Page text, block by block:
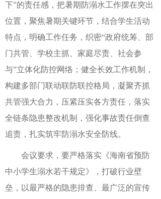
下”的责任感，把暑期防溺水工作摆在突出
位置，聚焦暑期关键环节，结合学生活动
特点，明确工作任务，织密“政府统筹、部
门共管、学校主抓、家庭尽责、社会参
与”立体化防控网络；健全长效工作机制，
构建多部门联动联防联控格局，凝聚齐抓
共管强大合力，压紧压实各方责任，落实
全链条隐患整改机制，强化事故责任倒查
追责，扎实筑牢防溺水安全防线。
会议要求，要严格落实《海南省预防
中小学生溺水若干规定》，打破行业壁
垒，以最严格的隐患排查、最广泛的宣传